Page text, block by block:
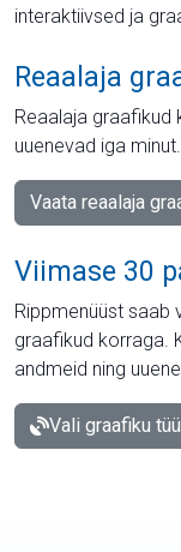
interaktiivsed ja
Reaalaja
Reaalaja graafikud
uuenevad iga minut.
Vaata reaalaja
Viimase 30
Rippmenüüst saab
graafikud korraga.
andmeid ning
Vali graafiku